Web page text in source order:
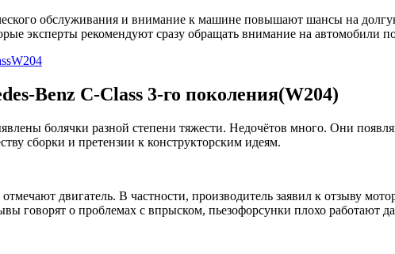
обслуживания и внимание к машине повышают шансы на
эксперты рекомендуют сразу обращать внимание на автомобили
Benz C-Class 3-го поколения(W204)
болячки разной степени тяжести. Недочётов много. Они
сборки и претензии к конструкторским идеям.
двигатель. В частности, производитель заявил к отзыву
говорят о проблемах с впрыском, пьезофорсунки плохо работают